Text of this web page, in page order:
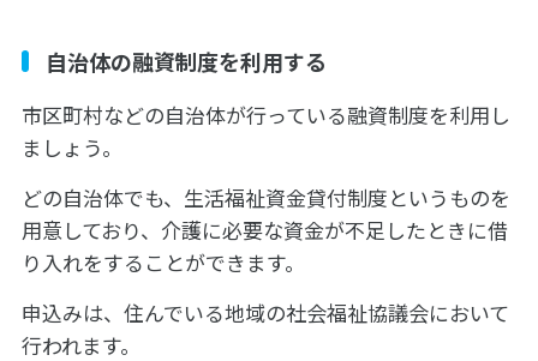
自治体の融資制度を利用する
市区町村などの自治体が行っている融資制度を利用し
ましょう。
どの自治体でも、生活福祉資金貸付制度というものを
用意しており、介護に必要な資金が不足したときに借
り入れをすることができます。
申込みは、住んでいる地域の社会福祉協議会において
行われます。